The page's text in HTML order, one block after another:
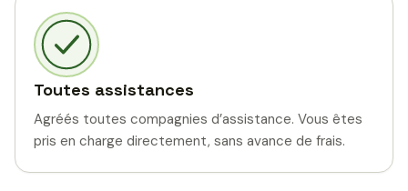
Toutes assistances
Agréés toutes compagnies d’assistance. Vous êtes
pris en charge directement, sans avance de frais.